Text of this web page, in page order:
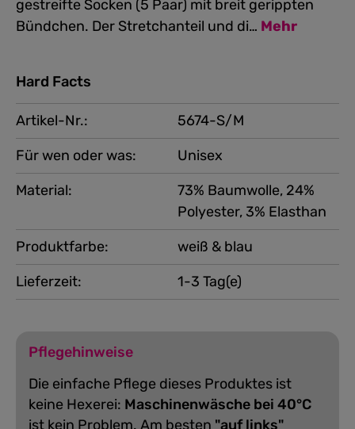
gestreifte Socken (5 Paar) mit breit gerippten
Bündchen. Der Stretchanteil und di… Mehr
Hard Facts
Artikel-Nr.:
5674-S/M
Für wen oder was:
Unisex
Produktfarbe: weiß & blau
Material:
73% Baumwolle, 24%
Polyester, 3% Elasthan
Lieferzeit: 1-3 Tag(e)
Pflegehinweise
Die einfache Pflege dieses Produktes ist
keine Hexerei: Maschinenwäsche bei 40°C
ist kein Problem. Am besten "auf links"